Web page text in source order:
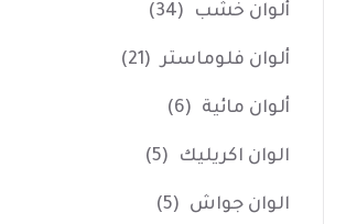
ألوان خشب (34)
ألوان فلوماستر (21)
ألوان مائية (6)
الوان اكريليك (5)
الوان جواش (5)